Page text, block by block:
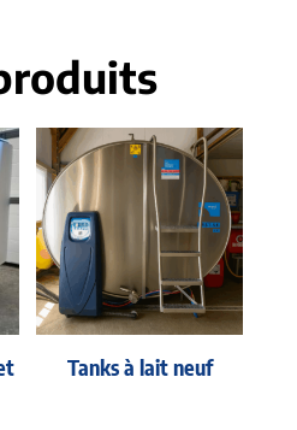
Tanks à lait neuf